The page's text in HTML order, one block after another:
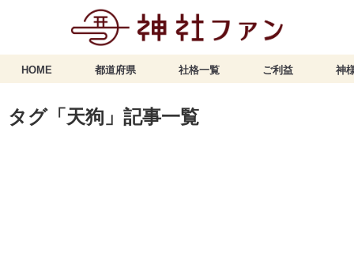
HOME 都道府県 社格一覧 ご利益 神
タグ「天狗」記事一覧